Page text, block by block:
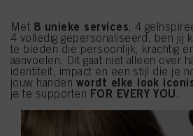
Met 8 unieke services, 4
4 volledig gepersonaliseerd, ben jij
te bieden die persoonlijk, krachtig
aanvoelen. Dit gaat niet alleen over
identiteit, impact en een stijl die je
jouw handen wordt elke look
je te supporten FOR EVERY YOU.